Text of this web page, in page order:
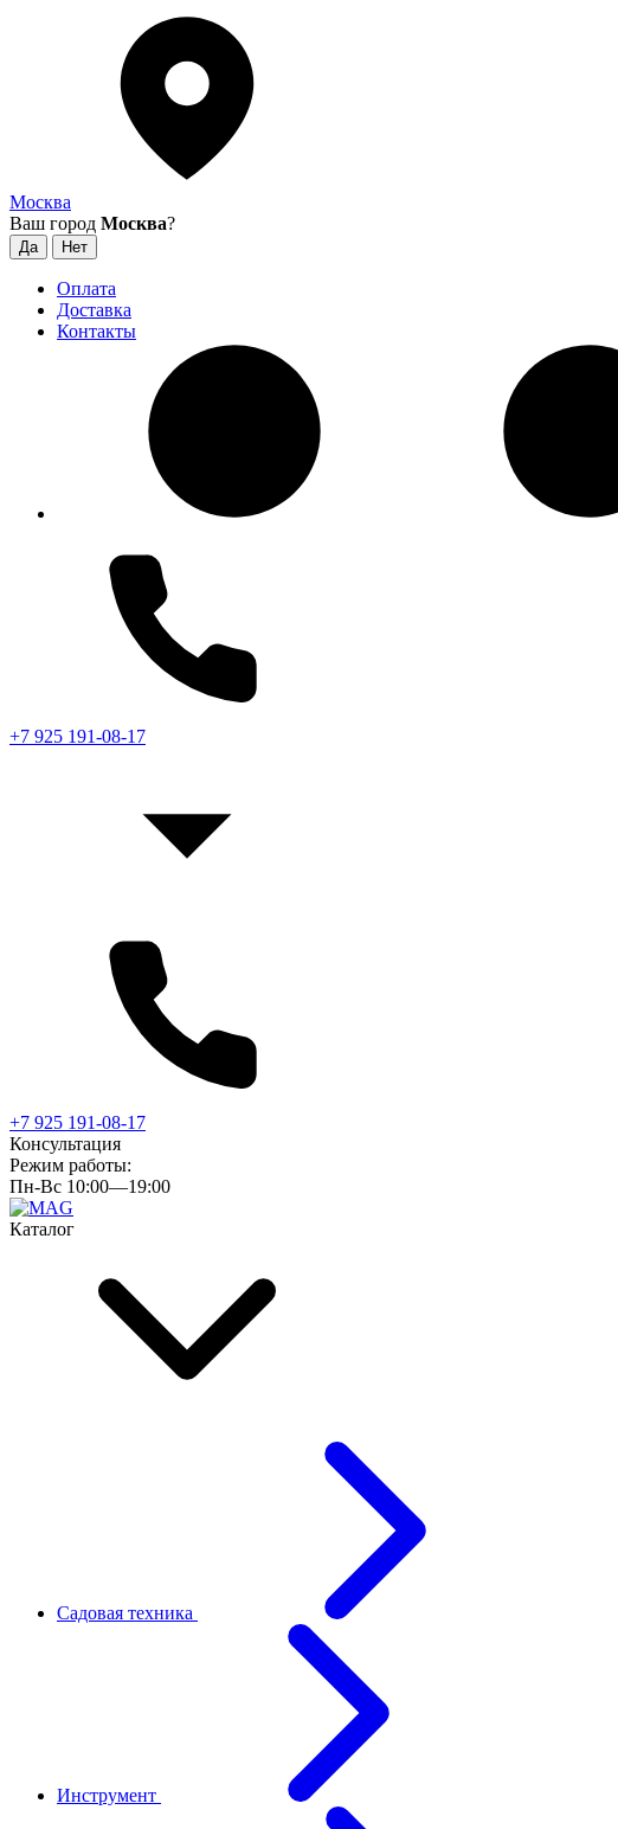
Москва
Ваш город Москва?
Оплата
Доставка
Контакты
+7 925 191-08-17
+7 925 191-08-17
Консультация
Режим работы:
Пн-Вс 10:00—19:00
Каталог
Садовая техника
Инструмент